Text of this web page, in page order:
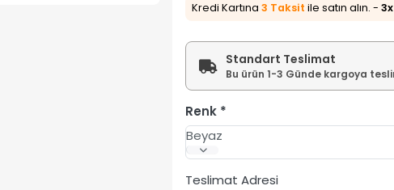
Kredi Kartına 3 Taksit ile satın alın. -
Standart Teslimat
Bu ürün 1-3 Günde kargoya
Renk
Beyaz
Teslimat Adresi